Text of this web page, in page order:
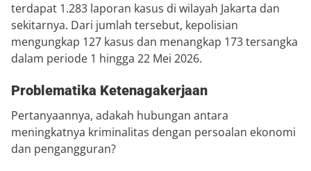
terdapat 1.283 laporan kasus di wilayah Jakarta dan
sekitarnya. Dari jumlah tersebut, kepolisian
mengungkap 127 kasus dan menangkap 173 tersangka
dalam periode 1 hingga 22 Mei 2026.
Problematika Ketenagakerjaan
Pertanyaannya, adakah hubungan antara
meningkatnya kriminalitas dengan persoalan ekonomi
dan pengangguran?